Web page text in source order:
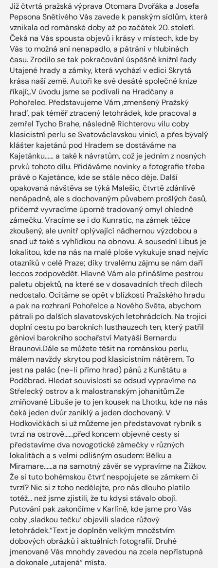
Již čtvrtá pražská výprava Otomara Dvořáka a Josefa
Pepsona Snětivého Vás zavede k panským sídlům, která
vznikala od románské doby až po začátek 20. století.
Čeká na Vás spousta objevů i krásy v místech, kde by
Vás to možná ani nenapadlo, a pátrání v hlubinách
času. Zrodilo se tak pokračování úspěšné knižní řady
Utajené hrady a zámky, která vychází v edici Skrytá
krása naší země. Autoři ke své desáté společné knize
říkají:„V úvodu jsme se podívali na Hradčany a
Pohořelec. Představujeme Vám ,zmenšený Pražský
hrad‘, pak téměř ztracený letohrádek, kde pracoval a
zemřel Tycho Brahe, následně Richterovu vilu coby
klasicistní perlu se Svatováclavskou vinicí, a přes bývalý
klášter kajetánů pod Hradem se dostáváme na
Kajetánku…… a také k návratům, což je jedním z nosných
prvků tohoto dílu. Přidáváme novinky a fotografie třeba
právě o Kajetánce, kde se stále něco děje. Další
opakovaná návštěva se týká Malešic, čtvrtě zdánlivě
nenápadné, ale s dochovaným půvabem prošlých časů,
přičemž vyvracíme úporně tradovaný omyl ohledně
zámečku. Vracíme se i do Kunratic, na zámek těžce
zkoušený, ale uvnitř oplývající nádhernou výzdobou a
snad už také s vyhlídkou na obnovu. A sousední Libuš je
lokalitou, kde na nás na malé ploše vykukuje snad nejvíc
otazníků v celé Praze; díky trvalému zájmu se nám daří
leccos zodpovědět. Hlavně Vám ale přinášíme pestrou
paletu objektů, na které se v dosavadních třech dílech
nedostalo. Ocitáme se opět v blízkosti Pražského hradu
a pak na rozhraní Pohořelce a Nového Světa, abychom
pátrali po dalších slavatovských letohrádcích. Na trojici
doplní cestu po barokních lusthauzech ten, který patřil
géniovi barokního sochařství Matyáši Bernardu
Braunovi.Dále se můžete těšit na románskou perlu,
málem navždy skrytou pod klasicistním nátěrem. To
jest na palác (ne-li přímo hrad) pánů z Kunštátu a
Poděbrad. Hledat souvislosti se odsud vypravíme na
Střelecký ostrov a k malostranským johanitům.Ze
zmiňované Libuše je to jen kousek na Lhotku, kde na nás
čeká jeden dvůr zaniklý a jeden dochovaný. V
Hodkovičkách si už můžeme jen představovat rybník s
tvrzí na ostrově...…před koncem objevné cesty si
představíme dva novogotické zámečky v různých
lokalitách a s velmi odlišným osudem: Bělku a
Miramare……a na samotný závěr se vypravíme na Žižkov.
Že si tuto bohémskou čtvrť nespojujete se zámkem či
tvrzí? Nic si z toho nedělejte, pro nás dlouho platilo
totéž… než jsme zjistili, že tu kdysi stávalo obojí.
Putování pak zakončíme v Karlíně, kde jsme pro Vás
coby ,sladkou tečku‘ objevili sladce růžový
letohrádek.“Text je doplněn velkým množstvím
dobových obrázků i aktuálních fotografií. Druhé
jmenované Vás mnohdy zavedou na zcela nepřístupná
a dokonale „utajená“ místa.